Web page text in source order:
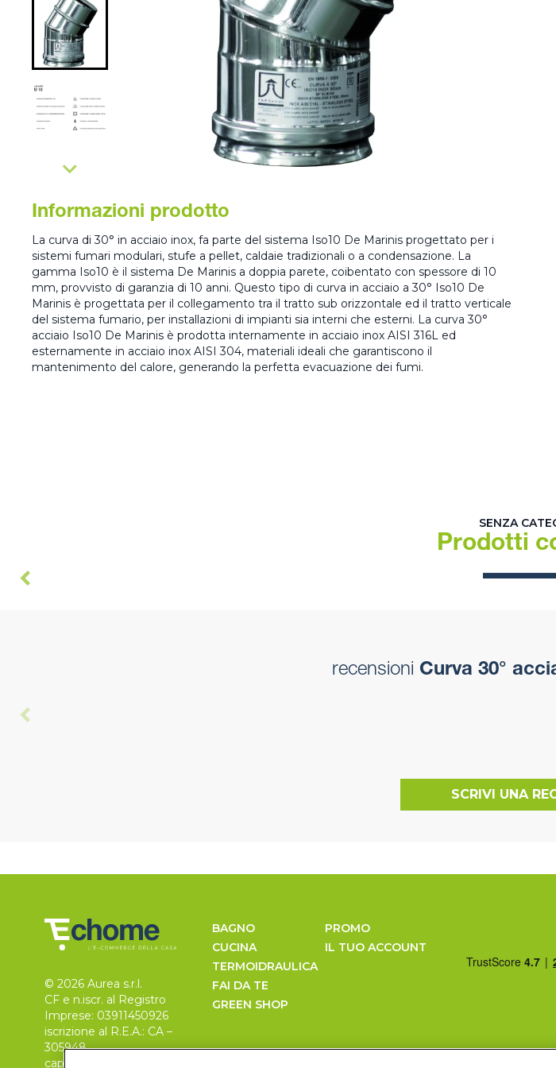
Informazioni prodotto
La curva di 30° in acciaio inox, fa parte del sistema Iso10 De Marinis progettato per i
sistemi fumari modulari, stufe a pellet, caldaie tradizionali o a condensazione. La
gamma Iso10 è il sistema De Marinis a doppia parete, coibentato con spessore di 10
mm, provvisto di garanzia di 10 anni. Questo tipo di curva in acciaio a 30° Iso10 De
Marinis è progettata per il collegamento tra il tratto sub orizzontale ed il tratto verticale
del sistema fumario, per installazioni di impianti sia interni che esterni. La curva 30°
acciaio Iso10 De Marinis è prodotta internamente in acciaio inox AISI 316L ed
esternamente in acciaio inox AISI 304, materiali ideali che garantiscono il
mantenimento del calore, generando la perfetta evacuazione dei fumi.
SENZA
Prodotti
recensioni Curva 30°
SCRIVI UNA
© 2026 Aurea s.r.l.
CF e n.iscr. al Registro
Imprese: 03911450926
iscrizione al R.E.A.: CA –
305948
capitale sociale 30.000
BAGNO
CUCINA
TERMOIDRAULICA
FAI DA TE
GREEN SHOP
PROMO
IL TUO ACCOUNT